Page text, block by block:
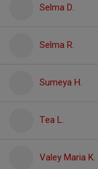
Selma D.
Selma R.
Sumeya H.
Tea L.
Valey Maria K.